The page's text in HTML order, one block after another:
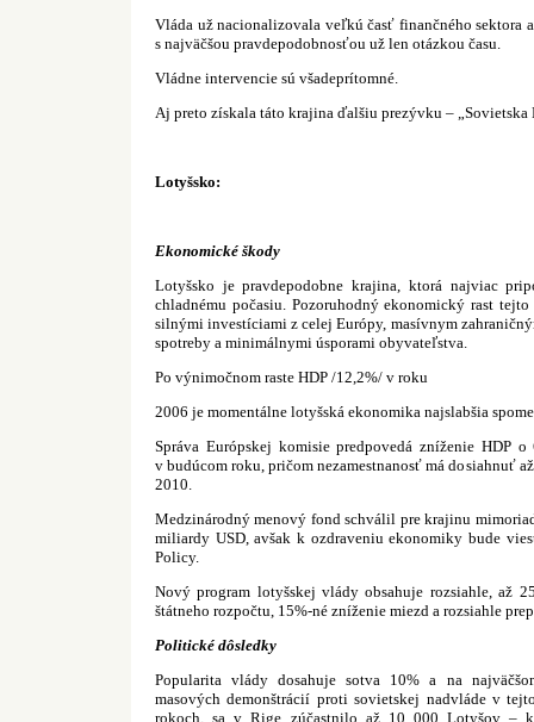
Vláda už nacionalizovala veľkú časť finančného sektora
s najväčšou pravdepodobnosťou už len otázkou času.
Vládne intervencie sú všadeprítomné.
Aj preto získala táto krajina ďalšiu prezývku – „Sovietska
Lotyšsko:
Ekonomické škody
Lotyšsko je pravdepodobne krajina, ktorá najviac
chladnému počasiu. Pozoruhodný ekonomický rast
silnými investíciami z celej Európy, masívnym
spotreby a minimálnymi úsporami obyvateľstva.
Po výnimočnom raste HDP /12,2%/ v roku
2006 je momentálne lotyšská ekonomika najslabšia
Správa Európskej komisie predpovedá zníženie HDP
v budúcom roku, pričom nezamestnanosť má dosiahnuť
2010.
Medzinárodný menový fond schválil pre krajinu
miliardy USD, avšak k ozdraveniu ekonomiky bude
Policy.
Nový program lotyšskej vlády obsahuje rozsiahle, až
štátneho rozpočtu, 15%-né zníženie miezd a rozsiahle
Politické dôsledky
Popularita vlády dosahuje sotva 10% a na
masových demonštrácií proti sovietskej nadvláde v
rokoch, sa v Rige zúčastnilo až 10 000 Lotyšov –